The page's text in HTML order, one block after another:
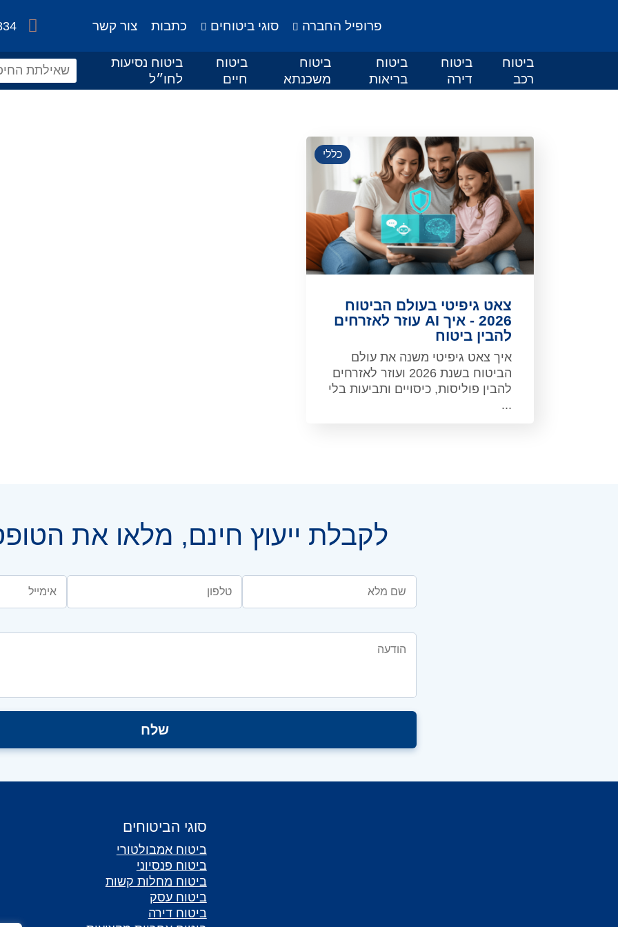
פרופיל החברה סוגי ביטוחים כתבות צור קשר
ביטוח
רכב
ביטוח
דירה
ביטוח
בריאות
ביטוח
משכנתא
ביטוח
חיים
ביטוח נסיעות
לחו״ל
כללי
צאט גיפיטי בעולם הביטוח
2026 - איך AI עוזר לאזרחים
להבין ביטוח
איך צאט גיפיטי משנה את עולם
הביטוח בשנת 2026 ועוזר לאזרחים
להבין פוליסות, כיסויים ותביעות בלי
...
לקבלת ייעוץ חינם, מלאו את
סוגי הביטוחים
ביטוח אמבולטורי
ביטוח פנסיוני
ביטוח מחלות קשות
ביטוח עסק
ביטוח דירה